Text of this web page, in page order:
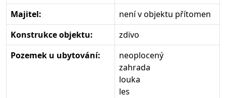
Majitel:
není v objektu přítomen
Konstrukce objektu:
zdivo
Pozemek u ubytování:
neoplocený
zahrada
louka
les